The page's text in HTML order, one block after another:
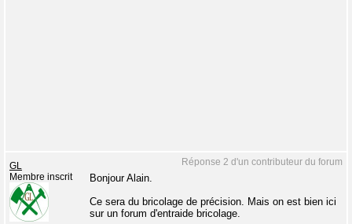
Réponse 2 d'un contributeur du forum
GL
Membre inscrit
Bonjour Alain.
Ce sera du bricolage de précision. Mais on est bien ici
sur un forum d'entraide bricolage.